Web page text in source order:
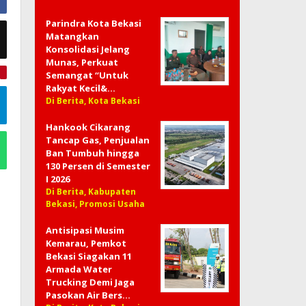
Parindra Kota Bekasi
Matangkan
Konsolidasi Jelang
Munas, Perkuat
Semangat “Untuk
Rakyat Kecil&…
Di Berita, Kota Bekasi
Hankook Cikarang
Tancap Gas, Penjualan
Ban Tumbuh hingga
130 Persen di Semester
I 2026
Di Berita, Kabupaten
Bekasi, Promosi Usaha
Antisipasi Musim
Kemarau, Pemkot
Bekasi Siagakan 11
Armada Water
Trucking Demi Jaga
Pasokan Air Bers…